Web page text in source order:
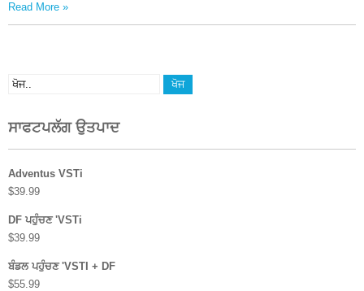
Read More »
ਸਾਫਟਪਲੱਗ ਉਤਪਾਦ
Adventus VSTi
$39.99
DF ਪਹੁੰਚਣ 'VSTi
$39.99
ਬੰਡਲ ਪਹੁੰਚਣ 'VSTI + DF
$55.99